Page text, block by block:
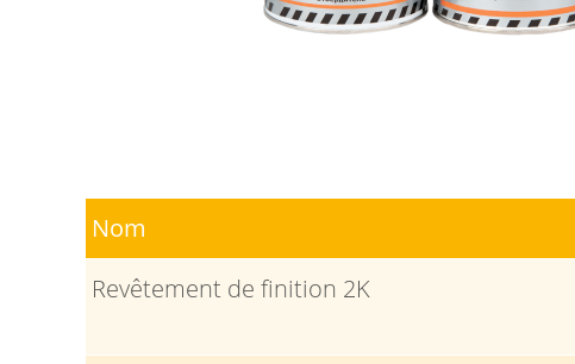
Nom
Revêtement de finition 2K